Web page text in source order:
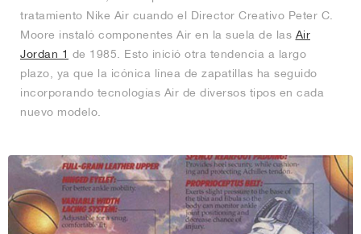
tratamiento Nike Air cuando el Director Creativo Peter C.
Moore instaló componentes Air en la suela de las Air
Jordan 1 de 1985. Esto inició otra tendencia a largo
plazo, ya que la icónica línea de zapatillas ha seguido
incorporando tecnologías Air de diversos tipos en cada
nuevo modelo.